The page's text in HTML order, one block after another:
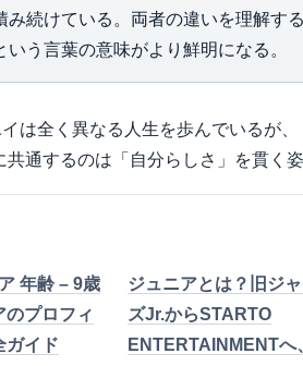
み続けている。両者の違いを理解す
う言葉の意味がより鮮明になる。
は全く異なる人生を歩んでいるが、
共通するのは「自分らしさ」を貫く
年齢 – 9歳
のプロフィ
ガイド
ジュニアとは？旧ジ
ズJr.からSTARTO
ENTERTAINMENTへ